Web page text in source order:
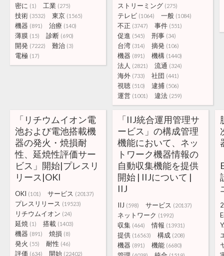
密に (1) 工業 (275)
技術 (3532) 東京 (1565)
機器 (891) 治療 (140)
薄膜 (15) 診断 (690)
開発 (7222) 難治 (3)
電極 (17)
ストリーミング (275)
テレビ (1064) 一般 (1084)
不正 (3747) 事件 (551)
促進 (545) 刑事 (34)
台湾 (314) 摘発 (106)
機器 (891) 機構 (1440)
法人 (2821) 流通 (324)
海外 (733) 社団 (441)
視聴 (510) 逮捕 (506)
運営 (1001) 違法 (259)
「リチウムイオン電
池および電池搭載機
器の発火・焼損耐
性、延焼性評価サー
ビス」開始|プレスリ
リース|OKI
OKI (101) サービス (20137)
プレスリリース (19523)
リチウムイオン (24)
延焼 (1) 搭載 (1403)
機器 (891) 焼損 (8)
発火 (55) 耐性 (46)
評価 (634) 開始 (22402)
「IIJ統合運用管理サ
ービス」の構成管理
機能において、ネッ
トワーク機器情報の
自動収集機能を提供
開始 | IIJについて |
IIJ
IIJ (598) サービス (20137)
ネットワーク (1992)
収集 (464) 情報 (13931)
提供 (16563) 構成 (208)
機器 (891) 機能 (6680)